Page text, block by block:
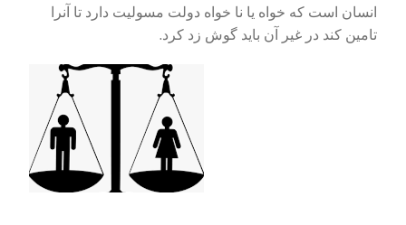
انسان است که خواه یا نا خواه دولت مسولیت دارد تا آنرا
تامین کند در غیر آن باید گوش زد کرد.